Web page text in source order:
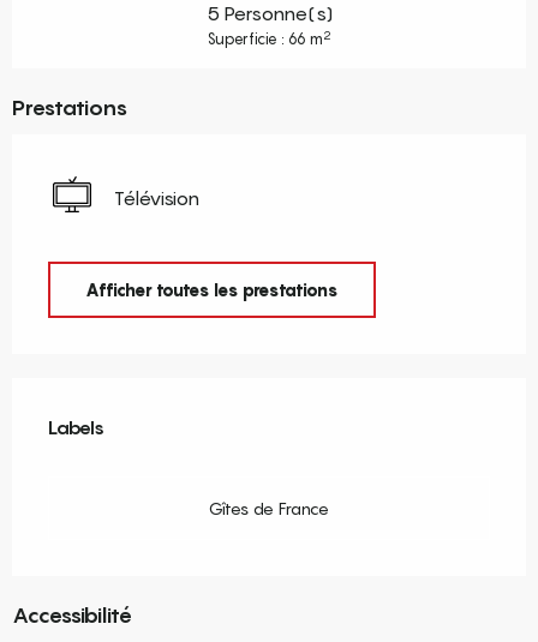
5 Personne(s)
Superficie : 66 m2
Prestations
Télévision
Afficher toutes les prestations
Labels
Labels
Gîtes de France
Accessibilité